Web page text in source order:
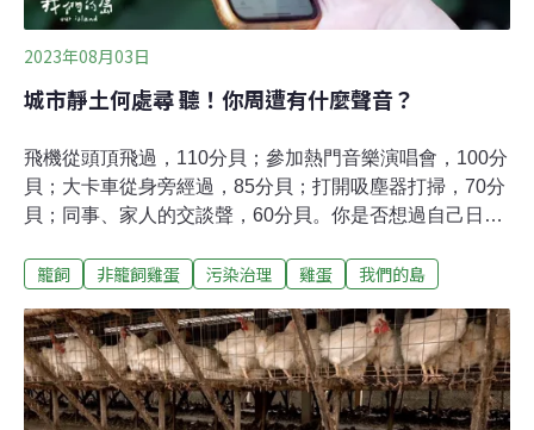
2023年08月03日
城市靜土何處尋 聽！你周遭有什麼聲音？
飛機從頭頂飛過，110分貝；參加熱門音樂演唱會，100分
貝；大卡車從身旁經過，85分貝；打開吸塵器打掃，70分
貝；同事、家人的交談聲，60分貝。你是否想過自己日常
靜是否真的是奢求？透過手機分貝計 感受自己周遭的聲音
的城市中，一個相對寧靜的地點。台灣聲景協會創辦人范
欽慧，在這裡帶領一群市民聆聽公園裡的蟲鳴鳥叫，並且
教大家用校正過的手機分貝計，測量自己日常生活周遭的
音量。在公園中心的生態池，聚集了一群吱吱喳喳的鷺
籠飼 非籠飼雞蛋 污染治理 雞蛋 我們的島